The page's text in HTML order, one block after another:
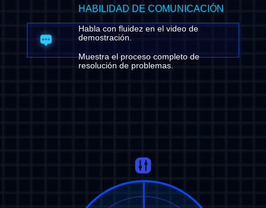
HABILIDAD DE COMUNICACIÓN
Habla con fluidez en el video de
demostración.
Muestra el proceso completo de
resolución de problemas.